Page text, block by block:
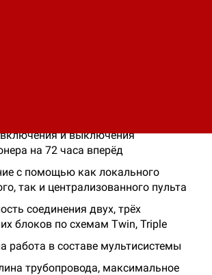
и выключения
на 72 часа вперёд
с помощью как локального
так и централизованного пульта
соединения двух, трёх
блоков по схемам Twin, Triple
работа в составе мультисистемы
трубопровода, максимальное